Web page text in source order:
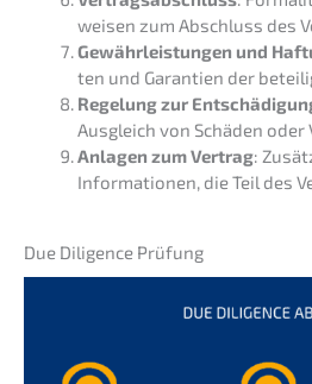
wei­sen zum Abschluss des
Gewähr­leis­tun­gen und
ten und Garan­tien der
Regelung zur
Ausgleich von Schäden oder
Anlagen zum Vertrag:
Infor­ma­tio­nen, die Teil des
Due Diligence Prüfung